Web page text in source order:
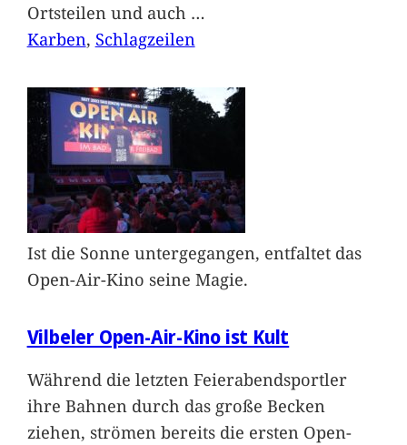
Ortsteilen und auch …
Karben, Schlagzeilen
Ist die Sonne untergegangen, entfaltet das
Open-Air-Kino seine Magie.
Vilbeler Open-Air-Kino ist Kult
Während die letzten Feierabendsportler
ihre Bahnen durch das große Becken
ziehen, strömen bereits die ersten Open-